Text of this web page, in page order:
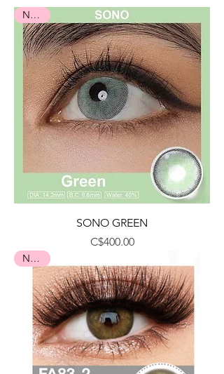
Nuevo
SONO GREEN
Precio
C$400.00
Nuevo